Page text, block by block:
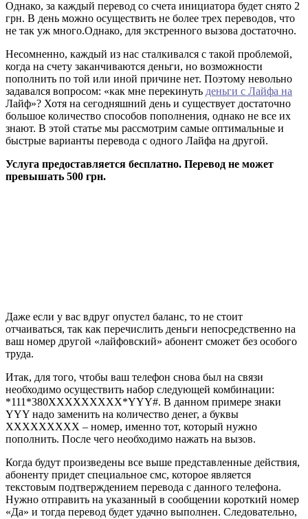
Однако, за каждый перевод со счета инициатора будет снято 2
грн. В день можно осуществить не более трех переводов, что
не так уж много.Однако, для экстренного вызова достаточно.
Несомненно, каждый из нас сталкивался с такой проблемой,
когда на счету заканчиваются деньги, но возможности
пополнить по той или иной причине нет. Поэтому невольно
задавался вопросом: «как мне перекинуть деньги с Лайфа на
Лайф»? Хотя на сегодняшний день и существует достаточно
большое количество способов пополнения, однако не все их
знают. В этой статье мы рассмотрим самые оптимальные и
быстрые варианты перевода с одного Лайфа на другой.
Услуга предоставляется бесплатно. Перевод не может
превышать 500 грн.
Даже если у вас вдруг опустел баланс, то не стоит
отчаиваться, так как перечислить деньги непосредственно на
ваш номер другой «лайфовский» абонент сможет без особого
труда.
Итак, для того, чтобы ваш телефон снова был на связи
необходимо осуществить набор следующей комбинации:
*111*380ХХХХХХХХХ*YYY#. В данном примере знаки
YYY надо заменить на количество денег, а буквы
ХХХХХХХХХ – номер, именно тот, который нужно
пополнить. После чего необходимо нажать на вызов.
Когда будут произведены все выше представленные действия,
абоненту придет специальное смс, которое является
текстовым подтверждением перевода с данного телефона.
Нужно отправить на указанный в сообщении короткий номер
«Да» и тогда перевод будет удачно выполнен. Следовательно,